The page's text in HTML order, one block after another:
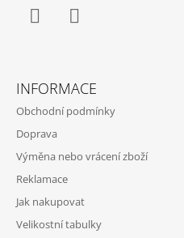
INFORMACE
Obchodní podmínky
Doprava
Výměna nebo vrácení zboží
Reklamace
Jak nakupovat
Velikostní tabulky